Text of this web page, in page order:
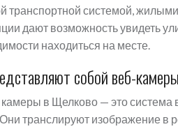
транспортной системой,
дают возможность увидеть
находиться на месте.
собой веб-
в Щелково — это система
транслируют изображение в